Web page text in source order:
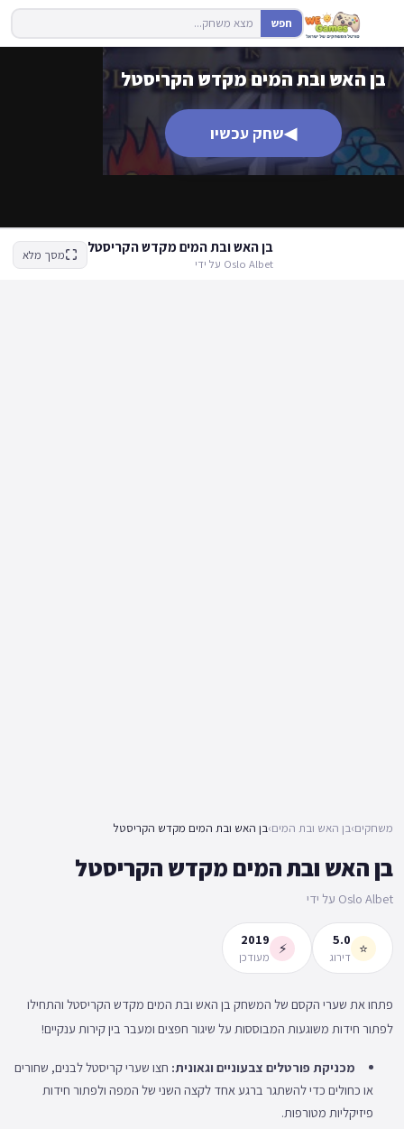
חפש
בן האש ובת המים מקדש הקריסטל
◀שחק עכשיו
בן האש ובת המים מקדש הקריסטל
Oslo Albet על ידי
מסך מלא
משחקים›בן האש ובת המים›בן האש ובת המים מקדש הקריסטל
בן האש ובת המים מקדש הקריסטל
Oslo Albet על ידי
⭐
5.0
דירוג
⚡
2019
מעודכן
פתחו את שערי הקסם של המשחק בן האש ובת המים מקדש הקריסטל והתחילו
לפתור חידות משוגעות המבוססות על שיגור חפצים ומעבר בין קירות ענקיים!
מכניקת פורטלים צבעוניים וגאונית: חצו שערי קריסטל לבנים, שחורים
או כחולים כדי להשתגר ברגע אחד לקצה השני של המפה ולפתור חידות
פיזיקליות מטורפות.